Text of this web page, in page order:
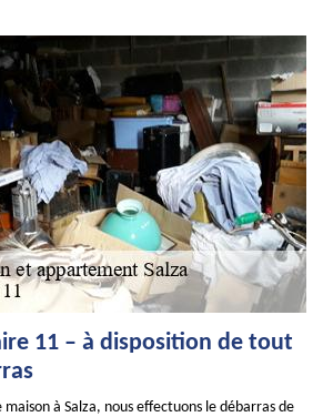
11 – à disposition de tout
à Salza, nous effectuons le débarras de